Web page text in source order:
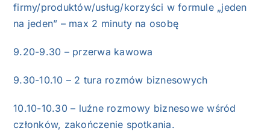
firmy/produktów/usług/korzyści w formule „jeden
na jeden” – max 2 minuty na osobę
9.20-9.30 – przerwa kawowa
9.30-10.10 – 2 tura rozmów biznesowych
10.10-10.30 – luźne rozmowy biznesowe wśród
członków, zakończenie spotkania.